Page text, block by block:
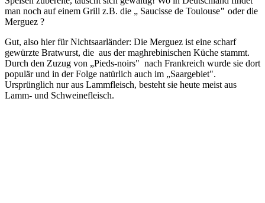
man noch auf einem Grill z.B. die „ Saucisse de Toulouse" oder die
Merguez ?
Gut, also hier für Nichtsaarländer: Die Merguez ist eine scharf
gewürzte Bratwurst, die aus der maghrebinischen Küche stammt.
Durch den Zuzug von „Pieds-noirs" nach Frankreich wurde sie dort
populär und in der Folge natürlich auch im „Saargebiet".
Ursprünglich nur aus Lammfleisch, besteht sie heute meist aus
Lamm- und Schweinefleisch.